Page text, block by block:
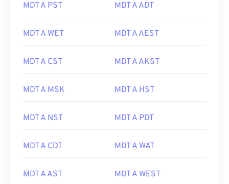
MDT A PST MDT A ADT
MDT A WET MDT A AEST
MDT A CST MDT A AKST
MDT A MSK MDT A HST
MDT A NST MDT A PDT
MDT A CDT MDT A WAT
MDT A AST MDT A WEST